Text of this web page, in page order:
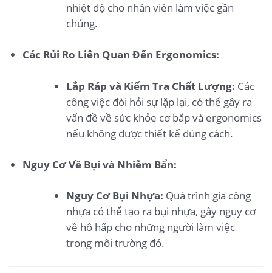
nhiệt độ cho nhân viên làm việc gần
chúng.
Các Rủi Ro Liên Quan Đến Ergonomics:
Lắp Ráp và Kiểm Tra Chất Lượng: Các
công việc đòi hỏi sự lặp lại, có thể gây ra
vấn đề về sức khỏe cơ bắp và ergonomics
nếu không được thiết kế đúng cách.
Nguy Cơ Về Bụi và Nhiễm Bẩn:
Nguy Cơ Bụi Nhựa: Quá trình gia công
nhựa có thể tạo ra bụi nhựa, gây nguy cơ
về hô hấp cho những người làm việc
trong môi trường đó.